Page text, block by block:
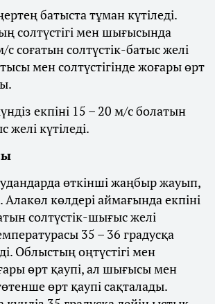
батыста тұман күтіледі.
солтүстігі мен шығысында
с соғатын солтүстік-батыс желі
мен солтүстігінде жоғары өрт
екпіні 15 – 20 м/с болатын
желі күтіледі.
өткінші жаңбыр жауып,
Алакөл көлдері аймағында екпіні
солтүстік-шығыс желі
35 – 36 градусқа
Облыстың оңтүстігі мен
өрт қаупі, ал шығысы мен
өрт қаупі сақталады.